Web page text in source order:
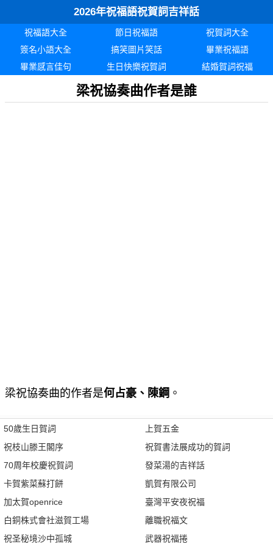
2026年祝福語祝賀詞吉祥話
祝福語大全 節日祝福語
祝賀詞大全
簽名小語大全
搞笑圖片笑話
畢業祝福語
畢業感言佳句
生日快樂祝賀詞 結婚賀詞祝福
梁祝協奏曲作者是誰
梁祝協奏曲的作者是何占豪、陳鋼 。
50歲生日賀詞
祝枝山滕王閣序
70周年校慶祝賀詞
卡賀紫菜蘇打餅
加太賀openrice
白銅株式會社滋賀工場
祝圣秘境沙中孤城
上賀五金
祝賀書法展成功的賀詞
發菜湯的吉祥話
凱賀有限公司
臺灣平安夜祝福
離職祝福文
武器祝福捲